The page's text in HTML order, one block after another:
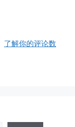
了解你的评论数